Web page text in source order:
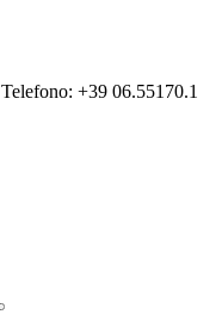
Telefono: +39 06.55170.1